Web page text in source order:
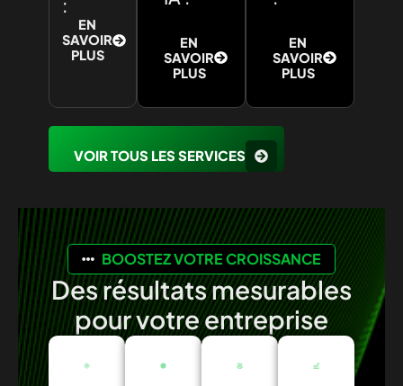
:
EN
SAVOIR
PLUS
EN
SAVOIR
PLUS
EN
SAVOIR
PLUS
VOIR TOUS LES SERVICES
BOOSTEZ VOTRE CROISSANCE
Des résultats mesurables
pour votre entreprise